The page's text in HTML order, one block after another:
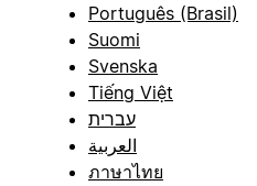
Português (Brasil)
Suomi
Svenska
Tiếng Việt
עברית
العربية
ภาษาไทย